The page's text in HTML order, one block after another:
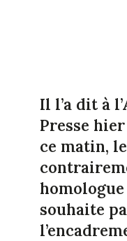
Il l’a dit à
Presse
ce matin,
souhaite